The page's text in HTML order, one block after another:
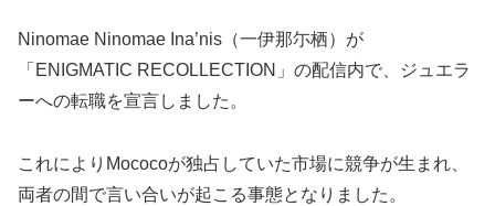
Ninomae Ninomae Ina’nis（一伊那尓栖）が
「ENIGMATIC RECOLLECTION」の配信内で、ジュエラ
ーへの転職を宣言しました。
これによりMococoが独占していた市場に競争が生まれ、
両者の間で言い合いが起こる事態となりました。